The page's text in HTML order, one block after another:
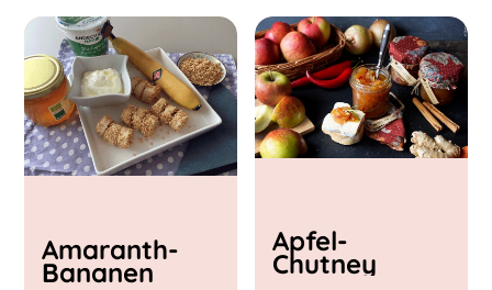
Amaranth-
Bananen
Apfel-
Chutney